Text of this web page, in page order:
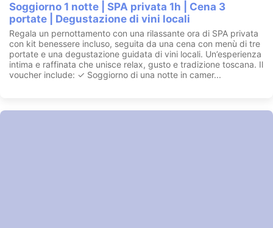
Soggiorno 1 notte | SPA privata 1h | Cena 3
portate | Degustazione di vini locali
Regala un pernottamento con una rilassante ora di SPA privata
con kit benessere incluso, seguita da una cena con menù di tre
portate e una degustazione guidata di vini locali. Un’esperienza
intima e raffinata che unisce relax, gusto e tradizione toscana. Il
voucher include: ✓ Soggiorno di una notte in camer...